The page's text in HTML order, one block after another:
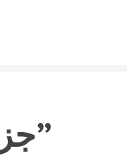
”